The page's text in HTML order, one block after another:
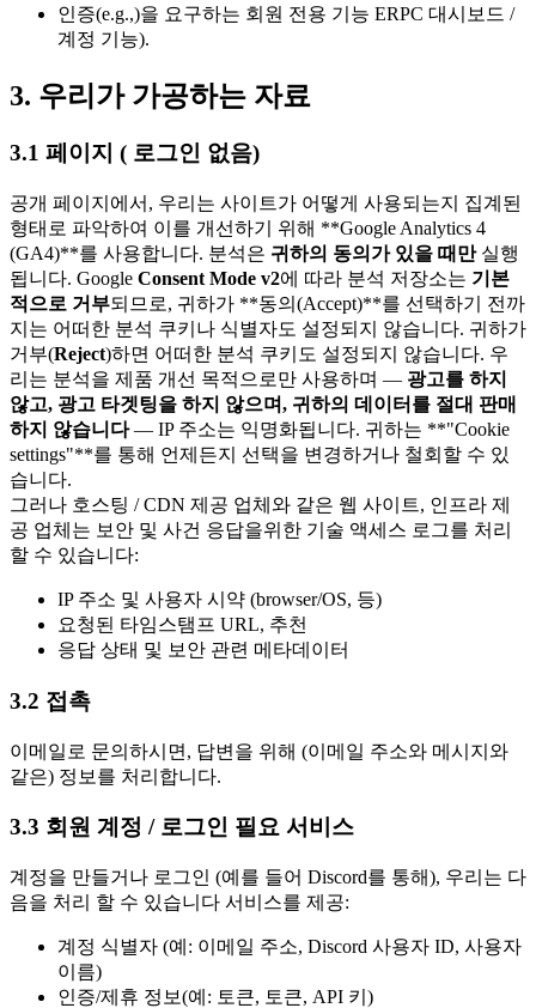
인증(e.g.,)을 요구하는 회원 전용 기능 ERPC 대시보드 /
계정 기능).
3. 우리가 가공하는 자료
3.1 페이지 ( 로그인 없음)
공개 페이지에서, 우리는 사이트가 어떻게 사용되는지 집계된
형태로 파악하여 이를 개선하기 위해 **Google Analytics 4
(GA4)**를 사용합니다. 분석은 귀하의 동의가 있을 때만실행
됩니다. Google Consent Mode v2에 따라 분석 저장소는 기본
적으로 거부되므로, 귀하가 **동의(Accept)**를 선택하기 전까
지는 어떠한 분석 쿠키나 식별자도 설정되지 않습니다. 귀하가
거부(Reject)하면 어떠한 분석 쿠키도 설정되지 않습니다. 우
리는 분석을 제품 개선 목적으로만 사용하며 — 광고를 하지
않고, 광고 타겟팅을 하지 않으며, 귀하의 데이터를 절대 판매
하지 않습니다— IP 주소는 익명화됩니다. 귀하는 **"Cookie
settings"**를 통해 언제든지 선택을 변경하거나 철회할 수 있
습니다.
그러나 호스팅 / CDN 제공 업체와 같은 웹 사이트, 인프라 제
공 업체는 보안 및 사건 응답을위한 기술 액세스 로그를 처리
할 수 있습니다:
IP 주소 및 사용자 시약 (browser/OS, 등)
요청된 타임스탬프 URL, 추천
응답 상태 및 보안 관련 메타데이터
3.2 접촉
이메일로 문의하시면, 답변을 위해 (이메일 주소와 메시지와
같은) 정보를 처리합니다.
3.3 회원 계정 / 로그인 필요 서비스
계정을 만들거나 로그인 (예를 들어 Discord를 통해), 우리는 다
음을 처리 할 수 있습니다 서비스를 제공:
계정 식별자 (예: 이메일 주소, Discord 사용자 ID, 사용자
이름)
인증/제휴 정보(예: 토큰, 토큰, API 키)